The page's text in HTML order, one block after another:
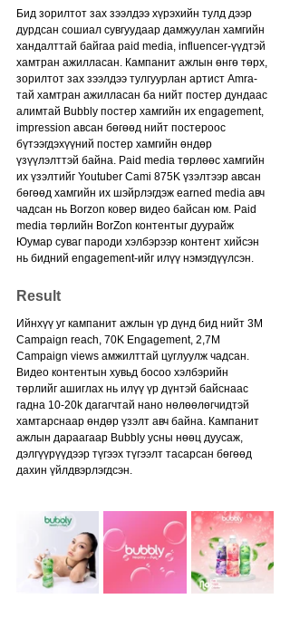
Бид зорилтот зах зээлдээ хүрэхийн тулд дээр
дурдсан сошиал сувгуудаар дамжуулан хамгийн
хандалттай байгаа paid media, influencer-үүдтэй
хамтран ажилласан. Кампанит ажлын өнгө төрх,
зорилтот зах зээлдээ тулгуурлан артист Amra-
тай хамтран ажилласан ба нийт постер дундаас
алимтай Bubbly постер хамгийн их engagement,
impression авсан бөгөөд нийт постероос
бүтээгдэхүүний постер хамгийн өндөр
үзүүлэлттэй байна. Paid media төрлөөс хамгийн
их үзэлтийг Youtuber Cami 875K үзэлтээр авсан
бөгөөд хамгийн их шэйрлэгдэж earned media авч
чадсан нь Borzon ковер видео байсан юм. Paid
media төрлийн BorZon контентыг дуурайж
Юумар суваг пароди хэлбэрээр контент хийсэн
нь бидний engagement-ийг илүү нэмэгдүүлсэн.
Result
Ийнхүү уг кампанит ажлын үр дүнд бид нийт 3M
Campaign reach, 70K Engagement, 2,7M
Campaign views амжилттай цуглуулж чадсан.
Видео контентын хувьд босоо хэлбэрийн
төрлийг ашиглах нь илүү үр дүнтэй байснаас
гадна 10-20k дагагчтай нано нөлөөлөгчидтэй
хамтарснаар өндөр үзэлт авч байна. Кампанит
ажлын дараагаар Bubbly усны нөөц дуусаж,
дэлгүүрүүдээр түгээх түгээлт тасарсан бөгөөд
дахин үйлдвэрлэгдсэн.